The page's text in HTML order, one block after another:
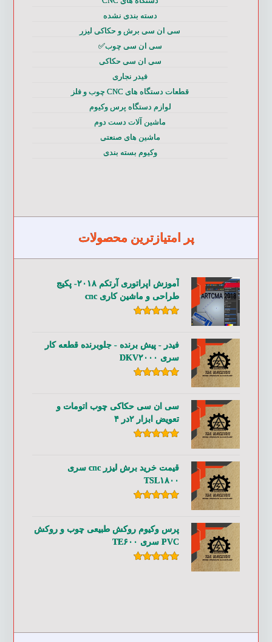
دسته بندی نشده
سی ان سی برش و حکاکی لیزر
سی ان سی چوب✅
سی ان سی حکاکی
فیدر نجاری
قطعات دستگاه های CNC چوب و فلز
لوازم دستگاه پرس وکیوم
ماشین آلات دست دوم
ماشین های صنعتی
وکیوم بسته بندی
پر امتیازترین محصولات
آموزش اپراتوری آرتکم ۲۰۱۸- پکیج
طراحی و ماشین کاری cnc
فیدر - پیش برنده - جلوبرنده قطعه کار
سری DKV۲۰۰۰
سی ان سی حکاکی چوب اتومات و
تعویض ابزار ۲در ۴
قیمت خرید برش لیزر cnc سری
TSL۱۸۰۰
پرس وکیوم روکش طبیعی چوب و روکش
PVC سری TE۶۰۰